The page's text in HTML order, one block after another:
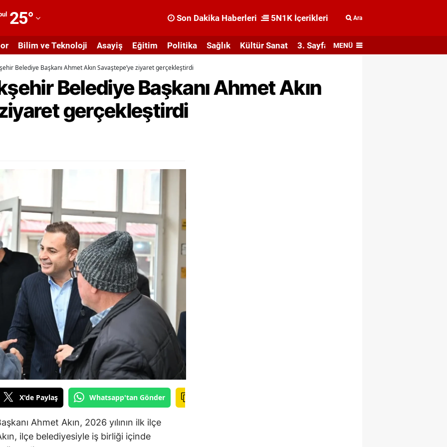
25° Son Dakika Haberleri 5N1K İçerikleri Ara
Bilim ve Teknoloji Asayiş Eğitim Politika Sağlık Kültür Sanat 3. Sayfa MENÜ
Belediye Başkanı Ahmet Akın Savaştepe’ye ziyaret gerçekleştirdi
Belediye Başkanı Ahmet Akın
gerçekleştirdi
X'de Paylaş Whatsapp'tan Gönder
Ahmet Akın, 2026 yılının ilk ilçe
ilçe belediyesiyle iş birliği içinde